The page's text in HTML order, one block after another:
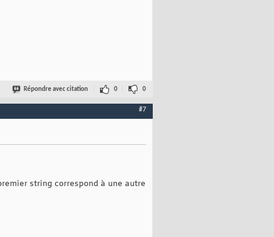
Répondre avec citation 0 0
#7
string correspond à une autre